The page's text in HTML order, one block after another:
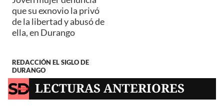
que su exnovio la privó
de la libertad y abusó de
ella, en Durango
REDACCIÓN EL SIGLO DE
DURANGO
LECTURAS ANTERIORES